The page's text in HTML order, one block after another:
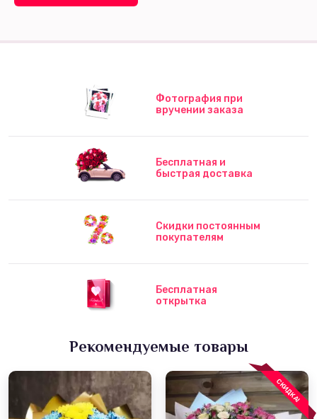
Фотография при
вручении заказа
Бесплатная и
быстрая доставка
Скидки постоянным
покупателям
Бесплатная
открытка
Рекомендуемые товары
СКИДКА!